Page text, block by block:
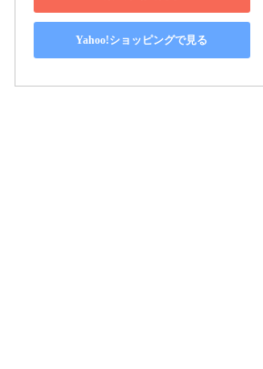
Yahoo!ショッピングで見る